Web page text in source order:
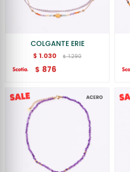
COLGANTE ERIE
$ 1.030 $ 1.290
$ 876